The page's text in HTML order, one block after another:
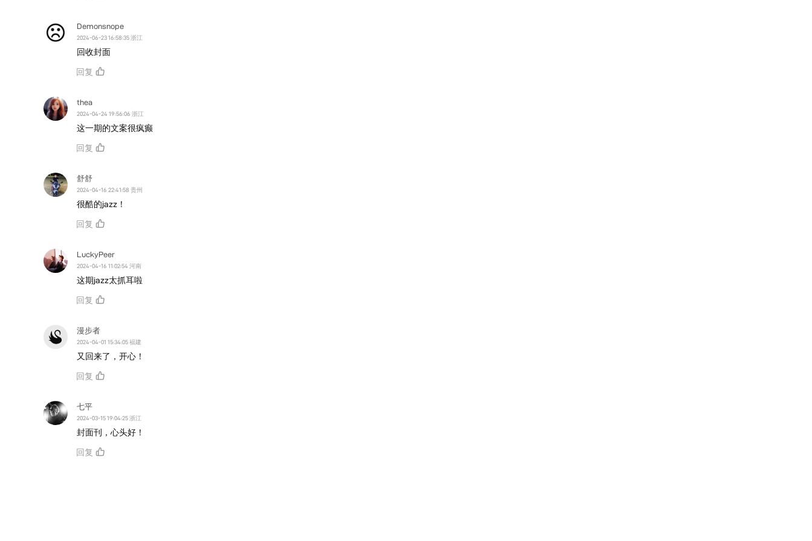
Demonsnope
2024-06-23 16:58:35 浙江
回收封面
回复
thea
2024-04-24 19:56:06 浙江
这一期的文案很疯癫
回复
舒舒
2024-04-16 22:41:58 贵州
很酷的jazz！
回复
LuckyPeer
2024-04-16 11:02:54 河南
这期jazz太抓耳啦
回复
漫步者
2024-04-01 15:34:05 福建
又回来了，开心！
回复
七平
2024-03-15 19:04:25 浙江
封面刊，心头好！
回复